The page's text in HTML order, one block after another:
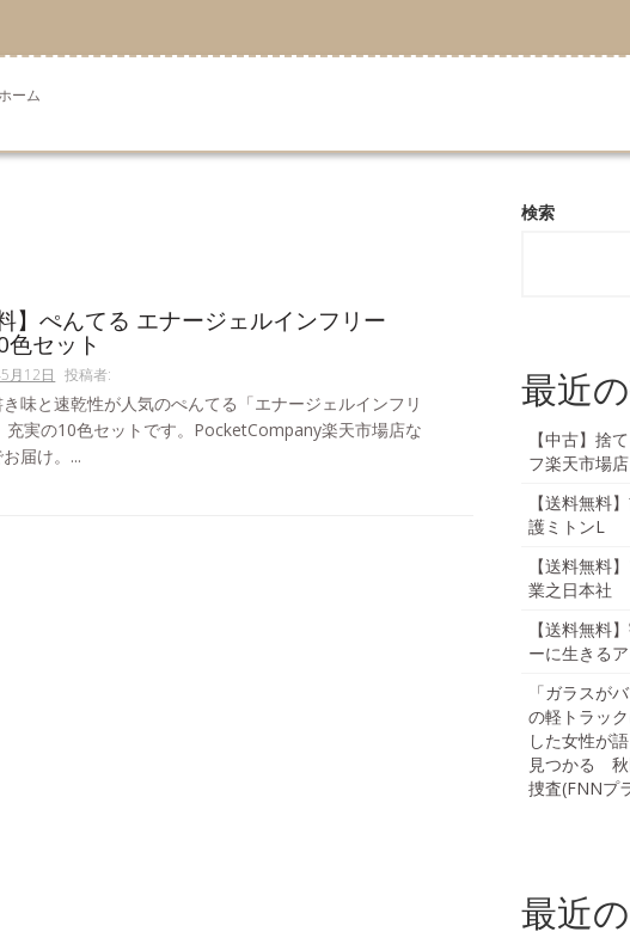
ーム
】ぺんてる エナージェルインフリー
セット
月12日 投稿者:
味と速乾性が人気のぺんてる「エナージェルインフリ
充実の10色セットです。PocketCompany楽天市場店な
届け。...
検索
最近
【中古】捨
フ楽天市場店
【送料無料
護ミトンL
【送料無料
業之日本社
【送料無料
ーに生きる
「ガラスが
の軽トラッ
した女性が
見つかる 秋
捜査(FNNプ
最近